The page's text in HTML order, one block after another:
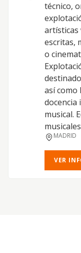
técnico,
artísticas
escritas,
o
así como
musical.
MADRID
VER